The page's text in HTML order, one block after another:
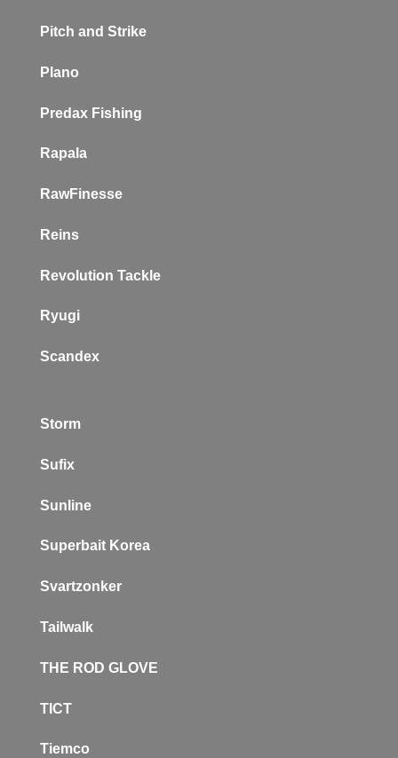
Pitch and Strike
Plano
Predax Fishing
Rapala
RawFinesse
Reins
Revolution Tackle
Ryugi
Scandex
Storm
Sufix
Sunline
Superbait Korea
Svartzonker
Tailwalk
THE ROD GLOVE
TICT
Tiemco